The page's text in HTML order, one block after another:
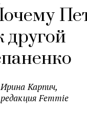
другой
Ирина Карпич,
редакция Femmie